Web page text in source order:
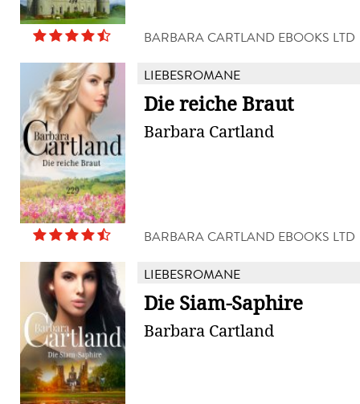
BARBARA CARTLAND EBOOKS LTD
LIEBESROMANE
Die reiche Braut
Barbara Cartland
BARBARA CARTLAND EBOOKS LTD
LIEBESROMANE
Die Siam-Saphire
Barbara Cartland